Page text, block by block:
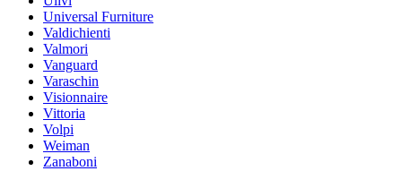
Universal Furniture
Valdichienti
Valmori
Vanguard
Varaschin
Visionnaire
Vittoria
Volpi
Weiman
Zanaboni